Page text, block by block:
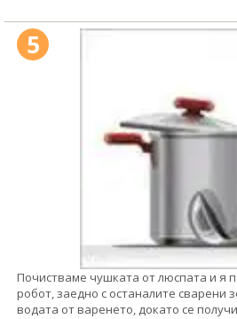
5
Почистваме чушката от люспата и я
робот, заедно с останалите сварени
водата от варенето, докато се